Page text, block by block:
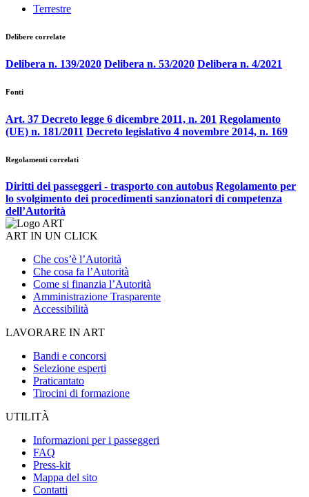
Terrestre
Delibere correlate
Delibera n. 139/2020 Delibera n. 53/2020 Delibera n. 4/2021
Fonti
Art. 37 Decreto legge 6 dicembre 2011, n. 201 Regolamento
(UE) n. 181/2011 Decreto legislativo 4 novembre 2014, n. 169
Regolamenti correlati
Diritti dei passeggeri - trasporto con autobus Regolamento per
lo svolgimento dei procedimenti sanzionatori di competenza
dell’Autorità
ART IN UN CLICK
Che cos’è l’Autorità
Che cosa fa l’Autorità
Come si finanzia l’Autorità
Amministrazione Trasparente
Accessibilità
LAVORARE IN ART
Bandi e concorsi
Selezione esperti
Praticantato
Tirocini di formazione
UTILITÀ
Informazioni per i passeggeri
FAQ
Press-kit
Mappa del sito
Contatti